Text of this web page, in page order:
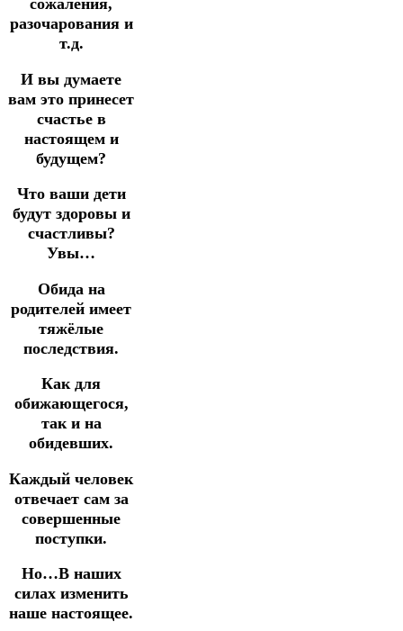
сожаления,
разочарования и
т.д.
И вы думаете
вам это принесет
счастье в
настоящем и
будущем?
Что ваши дети
будут здоровы и
счастливы?
Увы…
Обида на
родителей имеет
тяжёлые
последствия.
Как для
обижающегося,
так и на
обидевших.
Каждый человек
отвечает сам за
совершенные
поступки.
Но…В наших
силах изменить
наше настоящее.